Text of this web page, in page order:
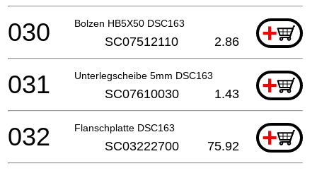
Bolzen HB5X50 DSC163 +
030 SC07512110 2.86
Unterlegscheibe 5mm DSC163 +
031 SC07610030 1.43
Flanschplatte DSC163 +
032 SC03222700 75.92